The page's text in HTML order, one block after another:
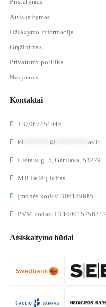
Pristatymas
Atsiskaitymas
Užsakymo informacija
Grąžinimas
Privatumo politika
Naujienos
Kontaktai
+37067451046
kl @ as.lt
Lietaus g. 5, Garliava, 53279
MB Baldų loftas
Įmonės kodas: 306189685
PVM kodas: LT100015756217
Atsiskaitymo būdai